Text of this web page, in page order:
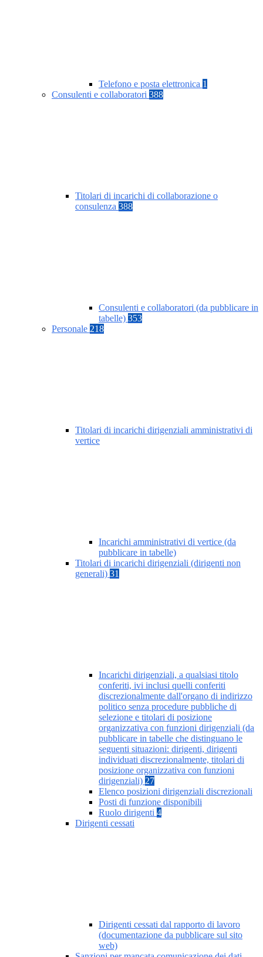
Telefono e posta elettronica 1
Consulenti e collaboratori 388
Titolari di incarichi di collaborazione o
consulenza 388
Consulenti e collaboratori (da pubblicare in
tabelle) 353
Personale 218
Titolari di incarichi dirigenziali amministrativi di
vertice
Incarichi amministrativi di vertice (da
pubblicare in tabelle)
Titolari di incarichi dirigenziali (dirigenti non
generali) 31
Incarichi dirigenziali, a qualsiasi titolo
conferiti, ivi inclusi quelli conferiti
discrezionalmente dall'organo di indirizzo
politico senza procedure pubbliche di
selezione e titolari di posizione
organizzativa con funzioni dirigenziali (da
pubblicare in tabelle che distinguano le
seguenti situazioni: dirigenti, dirigenti
individuati discrezionalmente, titolari di
posizione organizzativa con funzioni
dirigenziali) 27
Elenco posizioni dirigenziali discrezionali
Posti di funzione disponibili
Ruolo dirigenti 4
Dirigenti cessati
Dirigenti cessati dal rapporto di lavoro
(documentazione da pubblicare sul sito
web)